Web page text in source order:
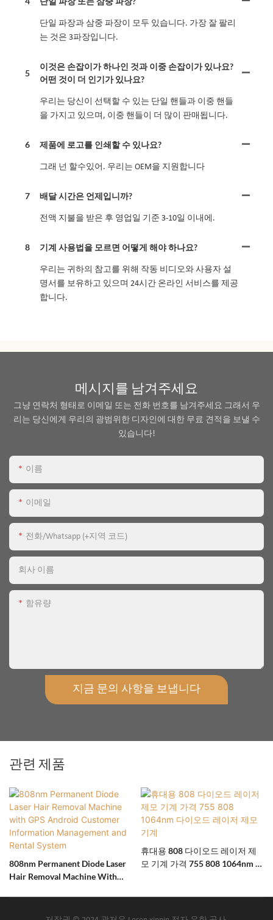
단일 파장과 삼중 파장이 모두 있습니다. 가장 잘 팔리
는 것은 3파장입니다.
5
이것은 손잡이가 하나인 것과 이중 손잡이가 있나요?
어떤 것이 더 인기가 있나요?
우리는 당신이 선택할 수 있는 단일 핸들과 이중 핸들
을 가지고 있으며, 이중 핸들이 더 많이 판매됩니다.
6 제품에 로고를 인쇄할 수 있나요?
그래 넌 할수있어. 우리는 OEM을 지원합니다
7 배달 시간은 언제입니까?
전액 지불을 받은 후 영업일 기준 3-10일 이내에.
8 기계 사용법을 모르면 어떻게 해야 하나요?
우리는 귀하의 참고를 위해 작동 비디오와 사용자 설
명서를 보유하고 있으며 24시간 온라인 서비스를 제공
합니다.
메시지를 남겨주세요
그냥 연락처 형태로 이메일 또는 전화 번호를 남겨주세요 그래서 우
리는 당신에게 우리의 광범위한 디자인에 대한 무료 견적을 보낼 수
있습니다!
이름
이메일
전화/whatsapp (+지역 코드)
회사 이름
함유량
지금 문의 사항을 보냅니다
관련 제품
808nm Permanent Diode Laser
Hair Removal Machine With
Rental System
휴대용 808 다이오드 레이저 제
모 기계 가격 755 808 1064nm 다